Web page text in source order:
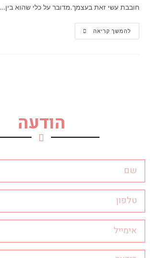
חובבת עשי זאת בעצמך.מדובר על כלי שהוא בין…
להמשך קריאה
הודעה